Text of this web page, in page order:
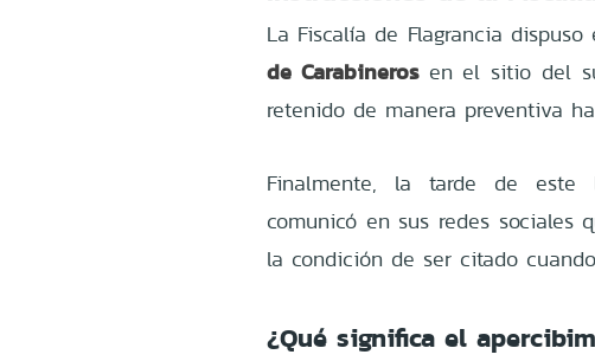
La Fiscalía de Flagrancia
de Carabinerosen el sitio del
retenido de manera preventiva
Finalmente, la tarde de este
comunicó en sus redes sociales
la condición de ser citado
¿Qué significa el